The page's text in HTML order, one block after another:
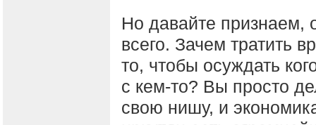
Но давайте признаем,
всего. Зачем тратить
то, чтобы осуждать
с кем-то? Вы просто
свою нишу, и